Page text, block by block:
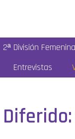
2ª División
Entrevistas